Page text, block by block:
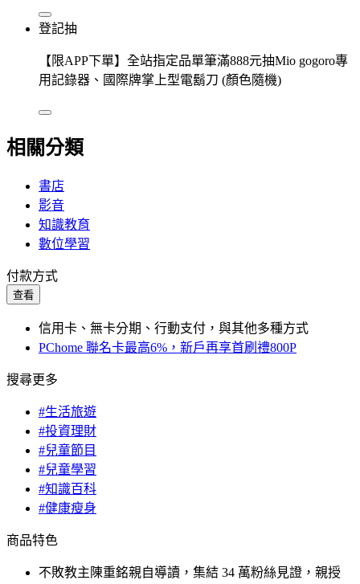
登記抽
【限APP下單】全站指定品單筆滿888元抽Mio gogoro專
用記錄器、國際牌掌上型電鬍刀 (顏色隨機)
相關分類
書店
影音
知識教育
數位學習
付款方式
查看
信用卡、無卡分期、行動支付，與其他多種方式
PChome 聯名卡最高6%，新戶再享首刷禮800P
搜尋更多
#生活旅遊
#投資理財
#兒童節目
#兒童學習
#知識百科
#健康瘦身
商品特色
不敗教主陳重銘親自導讀，集結 34 萬粉絲見證，親授